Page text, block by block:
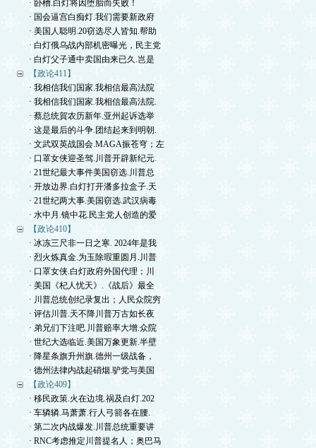
· 卧槽.白灯将因堕胎而失败！
· 国会逼宫白痴灯.我们需要新政府
· 美国人聪明.20窃选尽人皆知.帮助
· 白灯俄乌战内部机密曝光，民主党
· 白灯父子通中卖国由来已久.岂是
【政论411】
· 我相信我们国家.我相信最高法院
· 我相信我们国家.我相信最高法院.
· 蔡总统賀农历新年.亚州起诉选举
· 这是最后的斗争.团结起来到明朝.
· 文武双英战国会.MAGA振苍穹；左
· 口罩女侠迎圣驾.川普开辟新纪元.
· 21世纪最大事件美国窃选.川普总
· 开放边界.白灯打开潘多拉盒子.天
· 21世纪两大事.美国窃选.武汉病毒
· 水中月.镜中花.民主党人创造的爱
【政论410】
· 冰冻三尺非一日之寒. 2024年是我
· 烈火炼真金.为玉除瑕重圆月.川普
· 口罩女侠.白灯政府外国代理；川
· 美国《杞人忧天》.《战后》最全
· 川普总统创纪录复出；人民众院穷
· 评估川普.天不降川普万古如长夜
· 弟兄们下注吧.川普赔率大增.众院
· 世纪大选临近.美国万象更新.半壁
· 降星条旗升州旗.德州一级战备，
· 德州法律内战起硝烟.驴党与美国
【政论409】
· 移民政策.火在边境.祸及白灯.202
· 车辚辚.马萧萧.行人弓箭各在腰.
· 第二次内战爆发.川普总统重要讲
· RNC考虑推定川普提名人；奥巴马